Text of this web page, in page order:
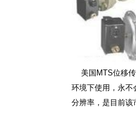
美国MTS位移传
环境下使用，永不
分辨率，是目前该